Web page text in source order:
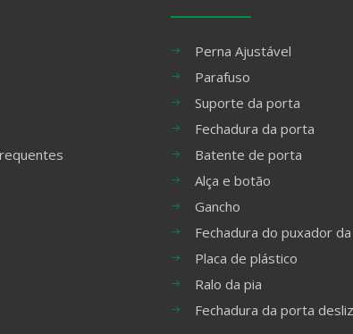
Perna Ajustável
Parafuso
Suporte da porta
Fechadura da porta
Batente de porta
Alça e botão
Gancho
Fechadura do puxador
Placa de plástico
Ralo da pia
Fechadura da porta